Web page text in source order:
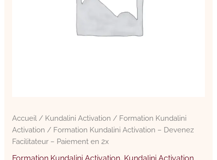
Accueil / Kundalini Activation / Formation Kundalini
Activation / Formation Kundalini Activation – Devenez
Facilitateur – Paiement en 2x